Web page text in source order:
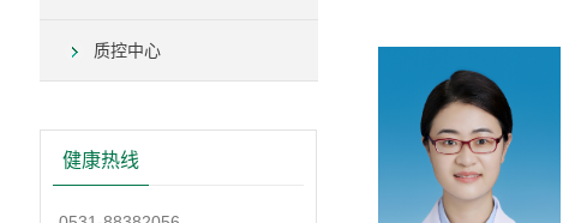
质控中心
健康热线